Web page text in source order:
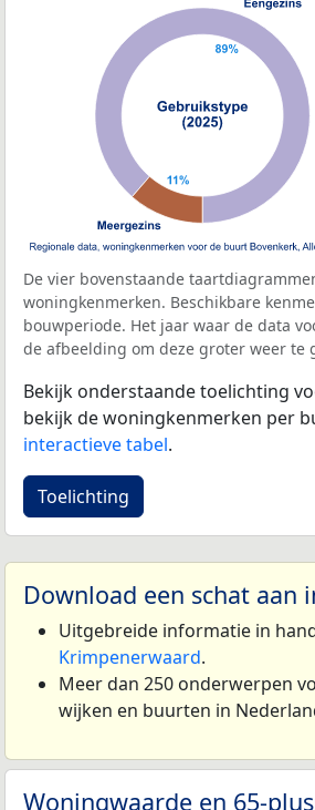
De vier bovenstaande
woningkenmerken. Beschikbare
bouwperiode. Het jaar waar de data
de afbeelding om deze groter weer te
Bekijk onderstaande toelichting
bekijk de woningkenmerken per
interactieve tabel.
Toelichting
Download een schat aan
Uitgebreide informatie in
Krimpenerwaard.
Meer dan 250 onderwerpen
wijken en buurten in
Woningwaarde en 65-